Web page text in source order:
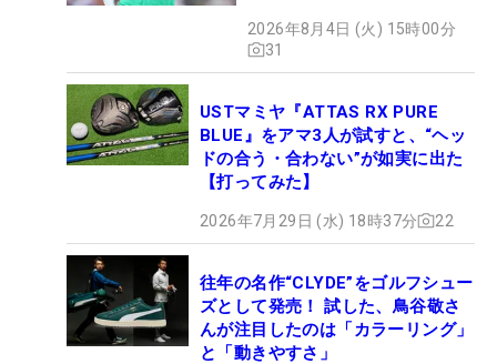
セッティング
2026年8月4日 (火) 15時00分
31
USTマミヤ『ATTAS RX PURE
BLUE』をアマ3人が試すと、“ヘッ
ドの合う・合わない”が如実に出た
【打ってみた】
2026年7月29日 (水) 18時37分 22
往年の名作“CLYDE”をゴルフシュー
ズとして発売！ 試した、鳥谷敬さ
んが注目したのは「カラーリング」
と「動きやすさ」